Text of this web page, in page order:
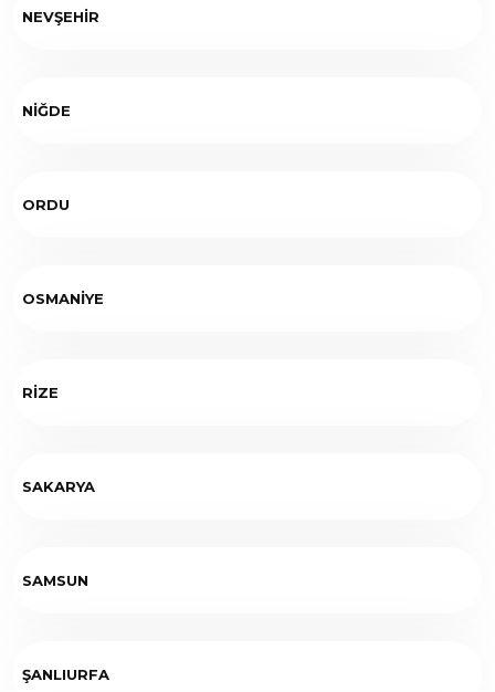
NEVŞEHİR
NİĞDE
ORDU
OSMANİYE
RİZE
SAKARYA
SAMSUN
ŞANLIURFA